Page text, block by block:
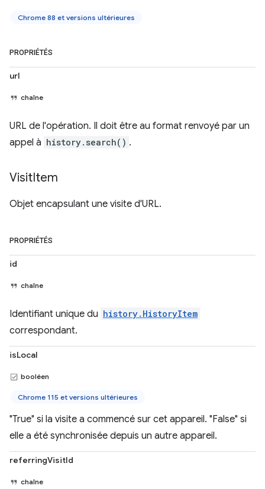
Chrome 88 et versions ultérieures
PROPRIÉTÉS
url
chaîne
URL de l'opération. Il doit être au format renvoyé par un
appel à history.search() .
VisitItem
Objet encapsulant une visite d'URL.
PROPRIÉTÉS
id
chaîne
Identifiant unique du history.HistoryItem
correspondant.
isLocal
booléen
Chrome 115 et versions ultérieures
"True" si la visite a commencé sur cet appareil. "False" si
elle a été synchronisée depuis un autre appareil.
referringVisitId
chaîne